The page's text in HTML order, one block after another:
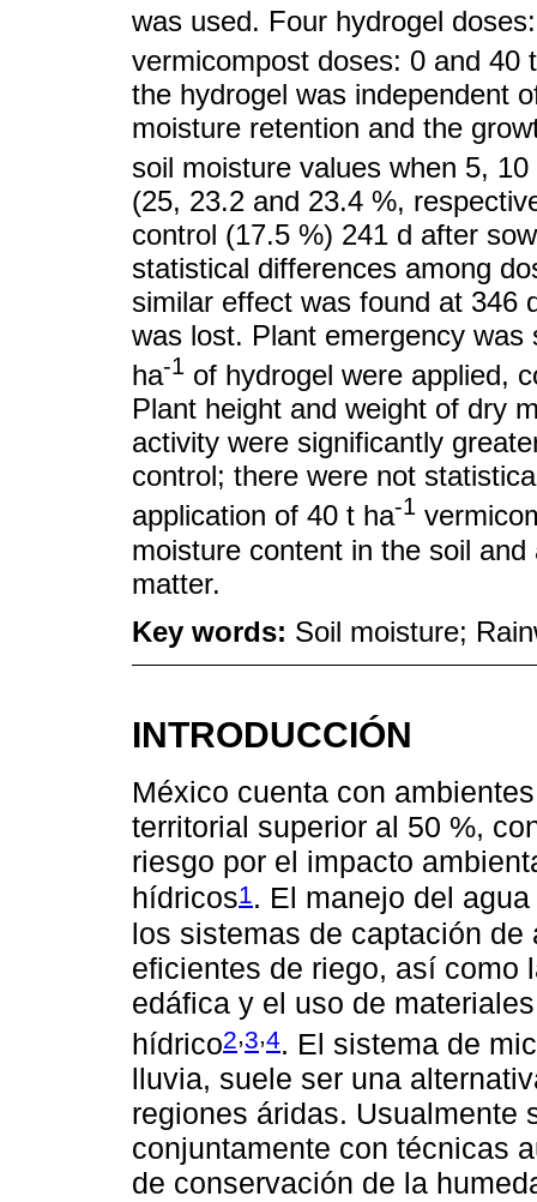
was used. Four hydrogel
vermicompost doses: 0 and 40
the hydrogel was independent
moisture retention and the
soil moisture values when 5,
(25, 23.2 and 23.4 %,
control (17.5 %) 241 d after
statistical differences among
similar effect was found at 346
was lost. Plant emergency
ha-1 of hydrogel were applied,
Plant height and weight of dry
activity were significantly
control; there were not
application of 40 t ha-1
moisture content in the soil
matter.
Key words: Soil moisture;
INTRODUCCIÓN
México cuenta con
territorial superior al 50 %,
riesgo por el impacto
hídricos1 . El manejo del
los sistemas de captación
eficientes de riego, así como
edáfica y el uso de
hídrico2,3,4. El sistema de
lluvia, suele ser una
regiones áridas. Usualmente
conjuntamente con técnicas
de conservación de la